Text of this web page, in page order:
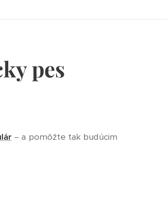
pes
– a pomôžte tak budúcim